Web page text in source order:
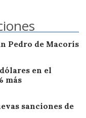
Pedro de Macorís
en el
más
sanciones de